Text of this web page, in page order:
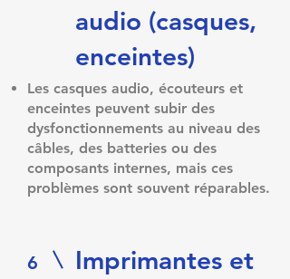
audio (casques,
enceintes)
Les casques audio, écouteurs et
enceintes peuvent subir des
dysfonctionnements au niveau des
câbles, des batteries ou des
composants internes, mais ces
problèmes sont souvent réparables.
6
Imprimantes et